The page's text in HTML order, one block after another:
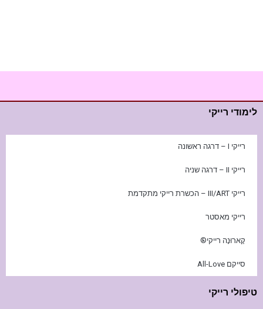
לימודי רייקי
רייקי I – דרגה ראשונה
רייקי II – דרגה שניה
רייקי III/ART – הכשרת רייקי מתקדמת
רייקי מאסטר
קָארוּנָה רייקי®
סייקם All-Love
טיפולי רייקי